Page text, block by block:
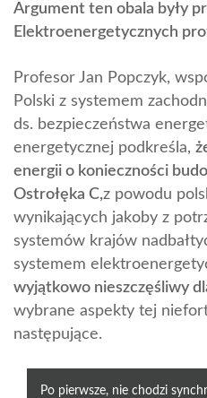
Argument ten obala były
Elektroenergetycznych
Profesor Jan Popczyk,
Polski z systemem
ds. bezpieczeństwa
energetycznej podkreśla,
energii o konieczności
Ostrołęka C,z powodu
wynikających jakoby z
systemów krajów
systemem
wyjątkowo nieszczęśliwy
wybrane aspekty tej
następujące.
Po pierwsze, nie chodzi